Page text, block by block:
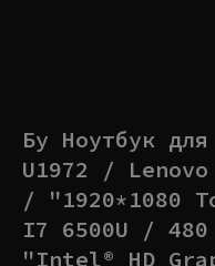
Бу Ноутбук
U1972 /
/ "1920*1080
I7 6500U / 480
"Intel® HD